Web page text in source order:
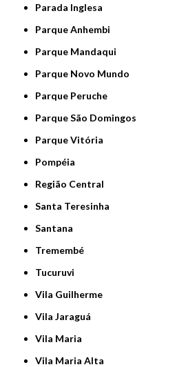
Parada Inglesa
Parque Anhembi
Parque Mandaqui
Parque Novo Mundo
Parque Peruche
Parque São Domingos
Parque Vitória
Pompéia
Região Central
Santa Teresinha
Santana
Tremembé
Tucuruvi
Vila Guilherme
Vila Jaraguá
Vila Maria
Vila Maria Alta